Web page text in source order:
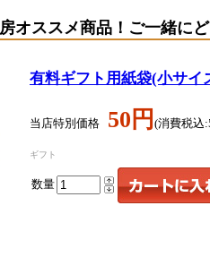
オススメ商品！ご一緒に
有料ギフト用紙袋(小サイ
当店特別価格 50円(消費税込
ギフト
数量